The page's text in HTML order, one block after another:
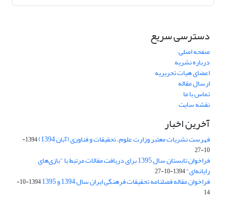
دسترسی سریع
صفحه اصلی
درباره نشریه
اعضای هیات تحریریه
ارسال مقاله
تماس با ما
نقشه سایت
آخرین اخبار
فهرست نشریات معتبر وزارت علوم، تحقیقات و فناوری (آبان 1394)
1394-
10-27
فراخوان تابستان سال 1395 برای دریافت مقالات مرتبط با "بازی‌های
رایانه‌ای"1394-10-27
فراخوان مقاله فصلنامه تحقیقات فرهنگی ایران سال 1394 و 1395
1394-10-
14